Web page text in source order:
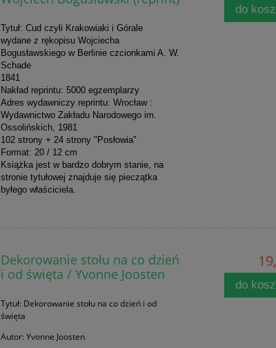
Tytuł: Cud czyli Krakowiaki i Górale
wydane z rękopisu Wojciecha
Bogusławskiego wBerlinie czcionkami A. W.
Schade
1841
Nakład reprintu: 5000 egzemplarzy
Adres wydawniczy reprintu: Wrocław :
Wydawnictwo Zakładu Narodowego im.
Ossolińskich, 1981
102 strony + 24 strony "Posłowia"
Format: 20 / 12 cm
Książka jest w bardzo dobrym stanie, na
stronie tytułowej znajduje się pieczątka
byłego właściciela.
do
Dekorowanie stołu na co dzień
i od święta / Yvonne Joosten
Tytuł: Dekorowanie stołu na co dzień i od
święta
Autor: Yvonne Joosten
do